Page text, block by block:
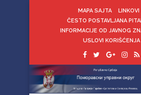
MAPA SAJTA
LINKOVI
ČESTO POSTAVLJANA
INFORMACIJE OD JAVNOG
USLOVI KORIŠĆENJA